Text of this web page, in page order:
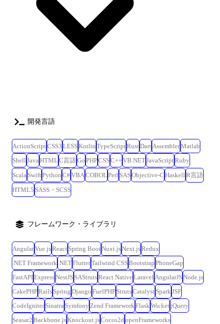
開発言語
ActionScriptCSS3 LESSKotlin TypeScriptRustDart AssemblerMatlab
Shell Java HTML C言語Go PHPCSSC++VB.NETJavaScriptRuby
Scala SwiftPython C#VBA COBOL Perl SASObjective-C Haskell R言語
HTML5 SASS・SCSS
フレームワーク・ライブラリ
AngularVue.jsReact Spring BootNuxt.jsNext.jsRedux
.NET Framework .NETFlutterTailwind CSSBootstrap PhoneGap
FastAPIExpressNestJS SAStrutsReact NativeLaravel AngularJSNode.js
CakePHPRails Spring Django FuelPHP StrutsCatalyst Spark JSF
CodeIgniter Sinatra Symfony Zend Framework Flask WicketjQuery
Seasar2 Backbone.jsKnockout.jsCocos2d openFrameworks